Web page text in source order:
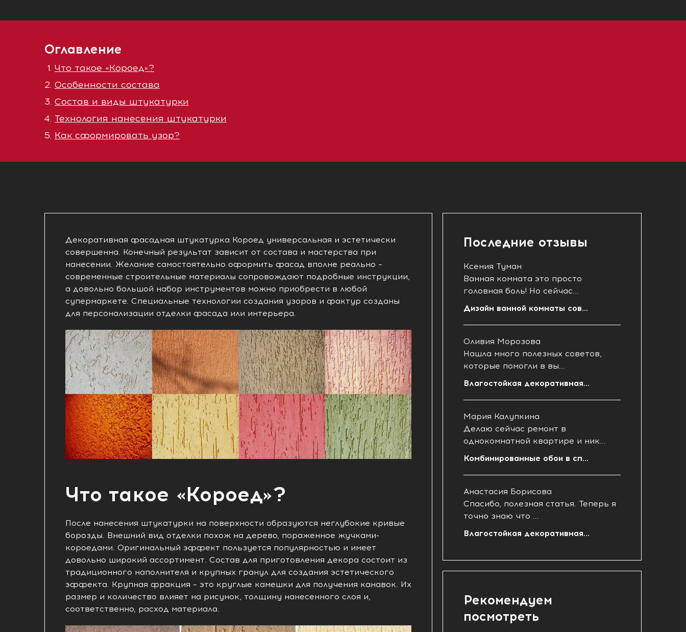
Оглавление
Что такое «Короед»?
Особенности состава
Состав и виды штукатурки
Технология нанесения штукатурки
Как сформировать узор?
Декоративная фасадная штукатурка Короед универсальная и эстетически
совершенна. Конечный результат зависит от состава и мастерства при
нанесении. Желание самостоятельно оформить фасад вполне реально –
современные строительные материалы сопровождают подробные инструкции,
а довольно большой набор инструментов можно приобрести в любой
супермаркете. Специальные технологии создания узоров и фактур созданы
для персонализации отделки фасада или интерьера.
Что такое «Короед»?
После нанесения штукатурки на поверхности образуются неглубокие кривые
борозды. Внешний вид отделки похож на дерево, пораженное жучками-
короедами. Оригинальный эффект пользуется популярностью и имеет
довольно широкий ассортимент. Состав для приготовления декора состоит из
традиционного наполнителя и крупных гранул для создания эстетического
эффекта. Крупная фракция – это круглые камешки для получения канавок. Их
размер и количество влияет на рисунок, толщину нанесенного слоя и,
соответственно, расход материала.
Последние отзывы
Ксения Туман
Ванная комната это просто
головная боль! Но сейчас...
Дизайн ванной комнаты сов...
Оливия Морозова
Нашла много полезных советов,
которые помогли в вы...
Влагостойкая декоративная...
Мария Калупкина
Делаю сейчас ремонт в
однокомнатной квартире и ник...
Комбинированные обои в сп...
Анастасия Борисова
Спасибо, полезная статья. Теперь я
точно знаю что ...
Влагостойкая декоративная...
Рекомендуем
посмотреть